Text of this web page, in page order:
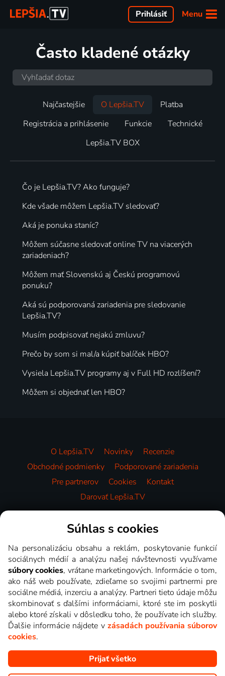
Menu
Prihlásiť
Často kladené otázky
Najčastejšie O Lepšia.TV
Platba
Registrácia a prihlásenie
Funkcie
Technické
Lepšia.TV BOX
Čo je Lepšia.TV? Ako funguje?
Kde všade môžem Lepšia.TV sledovať?
Aká je ponuka staníc?
Môžem súčasne sledovať online TV na viacerých
zariadeniach?
Môžem mať Slovenskú aj Českú programovú
ponuku?
Aká sú podporovaná zariadenia pre sledovanie
Lepšia.TV?
Musím podpisovať nejakú zmluvu?
Prečo by som si mal/a kúpiť balíček HBO?
Vysiela Lepšia.TV programy aj v Full HD rozlíšení?
Môžem si objednať len HBO?
O Lepšia.TV Novinky
Recenzie
Obchodné podmienky
Podporované zariadenia
Pre partnerov
Cookies
Kontakt
Darovať Lepšia.TV
Videotéka
Copyright © goNET s.r.o. Na tomto webe sú zobrazované obrázky
z relácií TV staníc, ktoré môžete sledovať v Lepšia.TV.
Súhlas s cookies
Na personalizáciu obsahu a reklám, poskytovanie funkcií
sociálnych médií a analýzu našej návštevnosti využívame
súbory cookies, vrátane marketingových. Informácie o tom,
ako náš web používate, zdieľame so svojimi partnermi pre
sociálne médiá, inzerciu a analýzy. Partneri tieto údaje môžu
skombinovať s ďalšími informáciami, ktoré ste im poskytli
alebo ktoré získali v dôsledku toho, že používate ich služby.
Ďalšie informácie nájdete v zásadách používania súborov
cookies.
Prijať všetko